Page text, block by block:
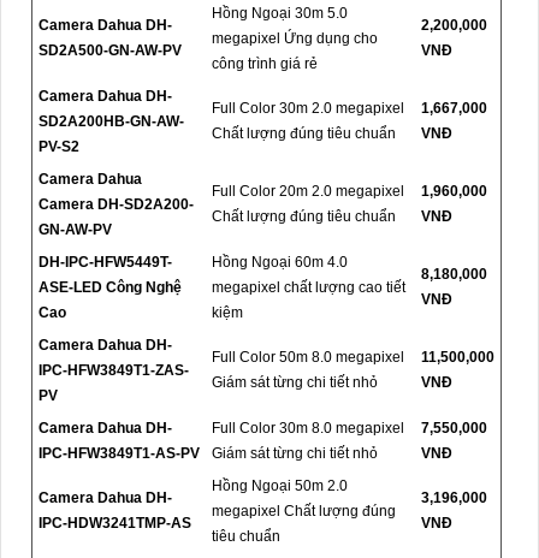
Camera Dahua DH-
SD2A500-GN-AW-PV
Hồng Ngoại 30m 5.0
megapixel Ứng dụng cho
công trình giá rẻ
2,200,000
VNĐ
Camera Dahua DH-
SD2A200HB-GN-AW-
PV-S2
Full Color 30m 2.0 megapixel
Chất lượng đúng tiêu chuẩn
1,667,000
VNĐ
Camera Dahua
Camera DH-SD2A200-
GN-AW-PV
Full Color 20m 2.0 megapixel
Chất lượng đúng tiêu chuẩn
1,960,000
VNĐ
DH-IPC-HFW5449T-
ASE-LED Công Nghệ
Cao
Hồng Ngoại 60m 4.0
megapixel chất lượng cao tiết
kiệm
8,180,000
VNĐ
Camera Dahua DH-
IPC-HFW3849T1-ZAS-
PV
Full Color 50m 8.0 megapixel
Giám sát từng chi tiết nhỏ
11,500,000
VNĐ
Camera Dahua DH-
IPC-HFW3849T1-AS-PV
Full Color 30m 8.0 megapixel
Giám sát từng chi tiết nhỏ
7,550,000
VNĐ
Camera Dahua DH-
IPC-HDW3241TMP-AS
Hồng Ngoại 50m 2.0
megapixel Chất lượng đúng
tiêu chuẩn
3,196,000
VNĐ